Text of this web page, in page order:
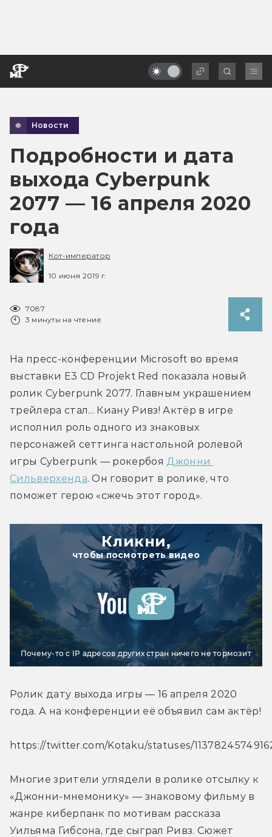
Новости
Подробности и дата
выхода Cyberpunk
2077 — 16 апреля 2020
года
Кот-император
10 июня 2019 г.
7087
3 минуты на чтение
На пресс-конференции Microsoft во время
выставки E3 CD Projekt Red показала новый
ролик Cyberpunk 2077. Главным украшением
трейлера стал... Киану Ривз! Актёр в игре
исполнил роль одного из знаковых
персонажей сеттинга настольной ролевой
игры Cyberpunk — рокербоя Джонни
Сильверхенда. Он говорит в ролике, что
поможет герою «сжечь этот город».
Кликни,
чтобы посмотреть видео
Почему-то с IP адресов других стран ничего не тормозит
Ролик дату выхода игры — 16 апреля 2020
года. А на конференции её объявил сам актёр!
https://twitter.com/Kotaku/statuses/
Многие зрители углядели в ролике отсылку к
«Джонни-мнемонику» — знаковому фильму в
жанре киберпанк по мотивам рассказа
Уильяма Гибсона, где сыграл Ривз. Сюжет